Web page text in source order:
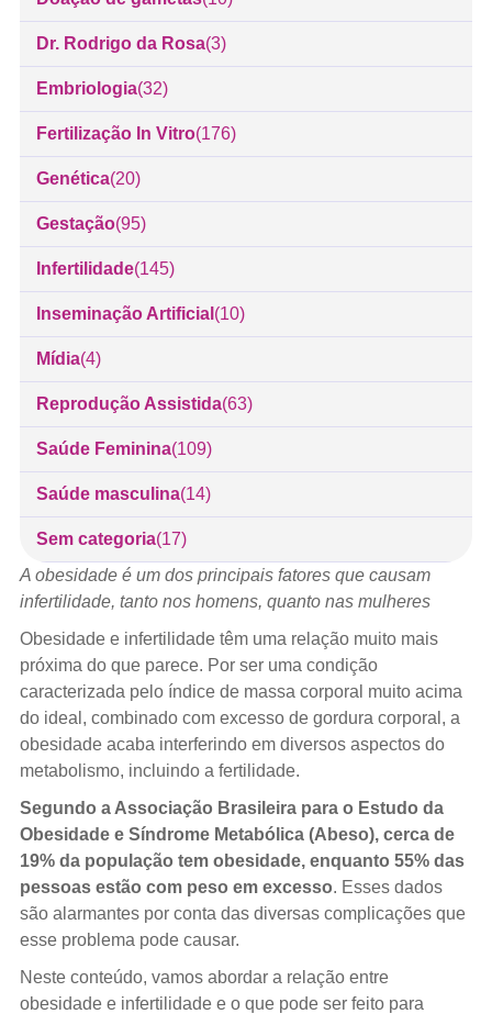
Dr. Rodrigo da Rosa(3)
Embriologia(32)
Fertilização In Vitro(176)
Genética(20)
Gestação(95)
Infertilidade(145)
Inseminação Artificial (10)
Mídia(4)
Reprodução Assistida(63)
Saúde Feminina(109)
Saúde masculina(14)
Sem categoria(17)
A obesidade é um dos principais fatores que causam
infertilidade, tanto nos homens, quanto nas mulheres
Obesidade e infertilidade têm uma relação muito mais
próxima do que parece. Por ser uma condição
caracterizada pelo índice de massa corporal muito acima
do ideal, combinado com excesso de gordura corporal, a
obesidade acaba interferindo em diversos aspectos do
metabolismo, incluindo a fertilidade.
Segundo a Associação Brasileira para o Estudo da
Obesidade e Síndrome Metabólica (Abeso), cerca de
19% da população tem obesidade, enquanto 55% das
pessoas estão com peso em excesso. Esses dados
são alarmantes por conta das diversas complicações que
esse problema pode causar.
Neste conteúdo, vamos abordar a relação entre
obesidade e infertilidade e o que pode ser feito para